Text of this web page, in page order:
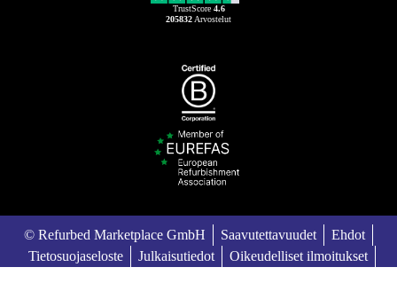
TrustScore 4.6
205832 Arvostelut
© Refurbed Marketplace GmbH Saavutettavuudet
Ehdot
Tietosuojaseloste
Julkaisutiedot
Oikeudelliset ilmoitukset